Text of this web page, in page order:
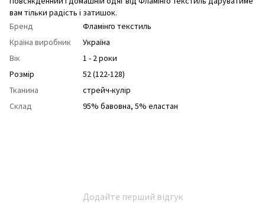
вам тільки радість і затишок.
Бренд
Фламінго текстиль
Країна виробник
Україна
Вік
1 - 2 роки
Розмір
52 (122-128)
Тканина
стрейч-кулір
Склад
95% бавовна, 5% еластан
Додайте перший відгук